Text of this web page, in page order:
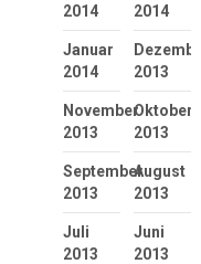
2014
2014
Januar
2014
2013
November
2013
Oktober
2013
September
2013
August
2013
Juli
2013
Juni
2013